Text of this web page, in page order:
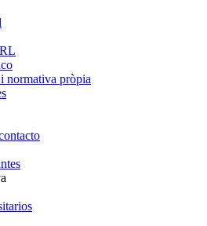
normativa pròpia